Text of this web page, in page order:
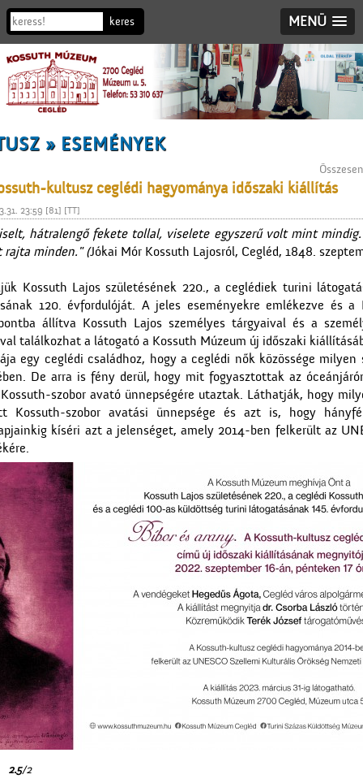
MENÜ
» ESEMÉNYEK
kultusz ceglédi hagyománya időszaki kiállítás
23:59 [81] [TT]
hátralengő fekete tollal, viselete egyszerű volt mint
rajta minden." (Jókai Mór Kossuth Lajosról, Cegléd, 1848.
Kossuth Lajos születésének 220., a ceglédiek turini
120. évfordulóját. A jeles eseményekre emlékezve és a
állítva Kossuth Lajos személyes tárgyaival és a
találkozhat a látogató a Kossuth Múzeum új időszaki
egy ceglédi családhoz, hogy a ceglédi nők közössége
De arra is fény derül, hogy mit fogyasztottak az
szobor avató ünnepségére utaztak. Láthatják, hogy
Kossuth-szobor avatási ünnepsége és azt is, hogy
kíséri azt a jelenséget, amely 2014-ben felkerült az
2.5/2